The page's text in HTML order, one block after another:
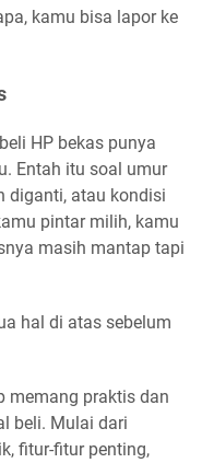
kamu bisa lapor ke
HP bekas punya
Entah itu soal umur
diganti, atau kondisi
pintar milih, kamu
masih mantap tapi
hal di atas sebelum
memang praktis dan
beli. Mulai dari
fitur-fitur penting,